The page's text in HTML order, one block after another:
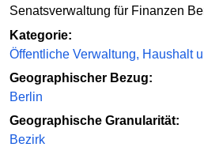
Senatsverwaltung für Finanzen
Kategorie:
Öffentliche Verwaltung, Haushalt
Geographischer Bezug:
Berlin
Geographische Granularität:
Bezirk